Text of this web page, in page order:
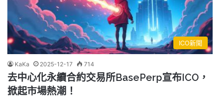
ICO新聞
KaKa 2025-12-17 714
去中心化永續合約交易所BasePerp宣布ICO，
掀起市場熱潮！